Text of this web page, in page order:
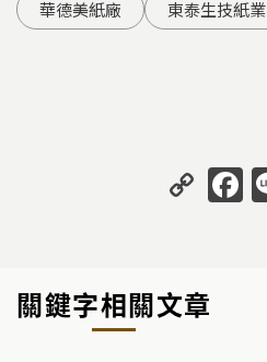
華德美紙廠
東泰生技紙業
C
o
y
Li
F
a
關鍵字相關文章